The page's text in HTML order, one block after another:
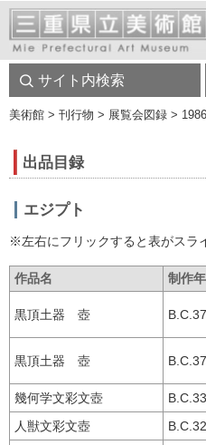
サイト内検索
美術館 > 刊行物 > 展覧会図録 >
出品目録
エジプト
※左右にフリックすると表がスラ
作品名 制作年
黒頂土器 壺
黒頂土器 壺
幾何学文彩文壺
人獣文彩文壺